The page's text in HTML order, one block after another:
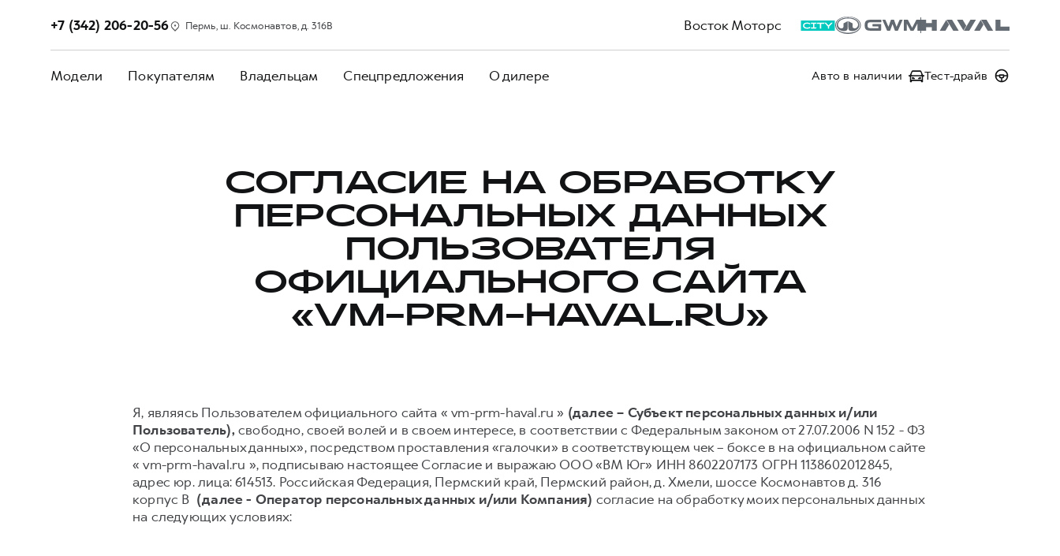
Восток Моторс
+7 (342) 206-20-56 Пермь, ш. Космонавтов, д. 316В
Модели Покупателям Владельцам Спецпредложения О дилере Авто в наличии Тест-драйв
СОГЛАСИЕ НА ОБРАБОТКУ
ПЕРСОНАЛЬНЫХ ДАННЫХ
ПОЛЬЗОВАТЕЛЯ
ОФИЦИАЛЬНОГО САЙТА
«VM-PRM-HAVAL.RU»
Я, являясь Пользователем официального сайта « vm-prm-haval.ru » (далее – Субъект персональных данных и/или
Пользователь),свободно, своей волей и в своем интересе, в соответствии с Федеральным законом от 27.07.2006 N 152 - ФЗ
«О персональных данных», посредством проставления «галочки» в соответствующем чек – боксе в на официальном сайте
« vm-prm-haval.ru », подписываю настоящее Согласие и выражаю ООО «ВМ Юг» ИНН 8602207173 ОГРН 1138602012845,
адрес юр. лица: 614513. Российская Федерация, Пермский край, Пермский район, д. Хмели, шоссе Космонавтов д. 316
корпус В (далее - Оператор персональных данных и/или Компания) согласие на обработку моих персональных данных
на следующих условиях: